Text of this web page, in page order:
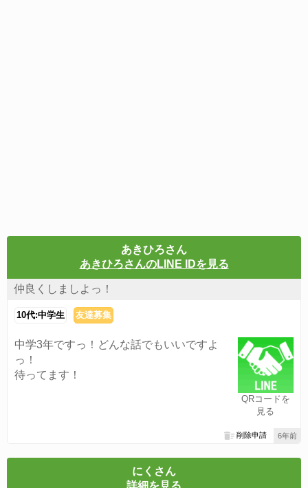
あきひろさん
あきひろさんのLINE IDを見る
仲良くしましよっ！
10代:中学生 友達募集
QRコードを
見る
中学3年ですっ！どんな話でもいいですよ
っ！
待ってます！
6年前
削除申請
にくさん